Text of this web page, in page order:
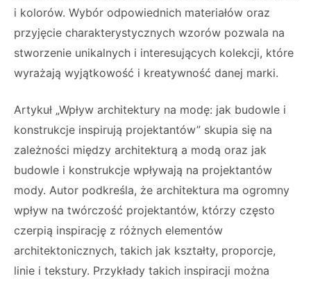
i kolorów. Wybór odpowiednich materiałów oraz
przyjęcie charakterystycznych wzorów pozwala na
stworzenie unikalnych i interesujących kolekcji, które
wyrażają wyjątkowość i kreatywność danej marki.
Artykuł „Wpływ architektury na modę: jak budowle i
konstrukcje inspirują projektantów” skupia się na
zależności między architekturą a modą oraz jak
budowle i konstrukcje wpływają na projektantów
mody. Autor podkreśla, że architektura ma ogromny
wpływ na twórczość projektantów, którzy często
czerpią inspirację z różnych elementów
architektonicznych, takich jak kształty, proporcje,
linie i tekstury. Przykłady takich inspiracji można